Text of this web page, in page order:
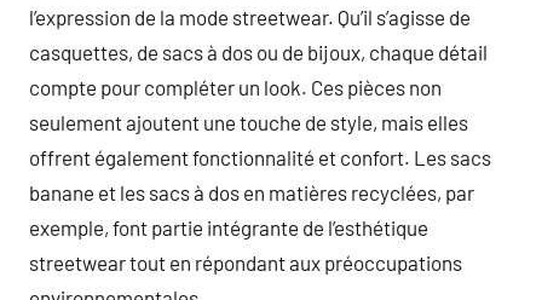
l’expression de la mode streetwear. Qu’il s’agisse de
casquettes, de sacs à dos ou de bijoux, chaque détail
compte pour compléter un look. Ces pièces non
seulement ajoutent une touche de style, mais elles
offrent également fonctionnalité et confort. Les sacs
banane et les sacs à dos en matières recyclées, par
exemple, font partie intégrante de l’esthétique
streetwear tout en répondant aux préoccupations